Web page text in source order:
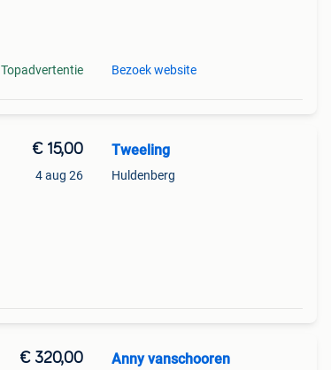
Topadvertentie Bezoek website
€ 15,00
4 aug 26
Tweeling
Huldenberg
€ 320,00 Anny vanschooren